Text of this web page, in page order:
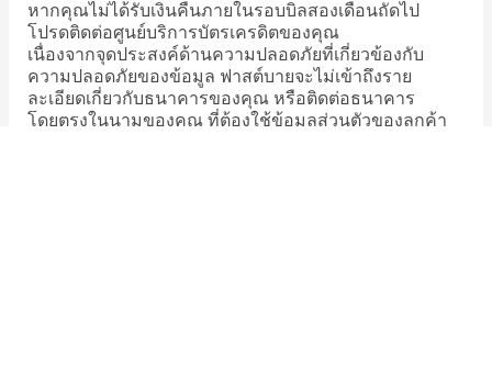
หากคุณไม่ได้รับเงินคืนภายในรอบบิลสองเดือนถัดไป
โปรดติดต่อศูนย์บริการบัตรเครดิตของคุณ
เนื่องจากจุดประสงค์ด้านความปลอดภัยที่เกี่ยวข้องกับ
ความปลอดภัยของข้อมูล ฟาสต์บายจะไม่เข้าถึงราย
ละเอียดเกี่ยวกับธนาคารของคุณ หรือติดต่อธนาคาร
โดยตรงในนามของคุณ ที่ต้องใช้ข้อมูลส่วนตัวของลูกค้า